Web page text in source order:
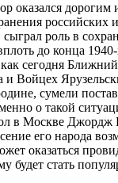
оказался
российских
роль в
до конца
сегодня
и Войцех
сумели
о такой
в Москве Джордж
его народа
оказаться
будет стать